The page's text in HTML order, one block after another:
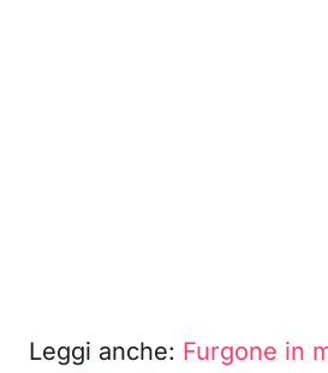
Leggi anche: Furgone in